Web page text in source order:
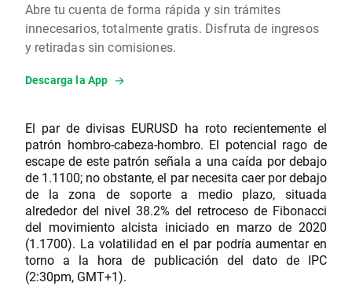
Abre tu cuenta de forma rápida y sin trámites
innecesarios, totalmente gratis. Disfruta de ingresos
y retiradas sin comisiones.
Descarga la App
El par de divisas EURUSD ha roto recientemente el
patrón hombro-cabeza-hombro. El potencial rago de
escape de este patrón señala a una caída por debajo
de 1.1100; no obstante, el par necesita caer por debajo
de la zona de soporte a medio plazo, situada
alrededor del nivel 38.2% del retroceso de Fibonacci
del movimiento alcista iniciado en marzo de 2020
(1.1700). La volatilidad en el par podría aumentar en
torno a la hora de publicación del dato de IPC
(2:30pm, GMT+1).